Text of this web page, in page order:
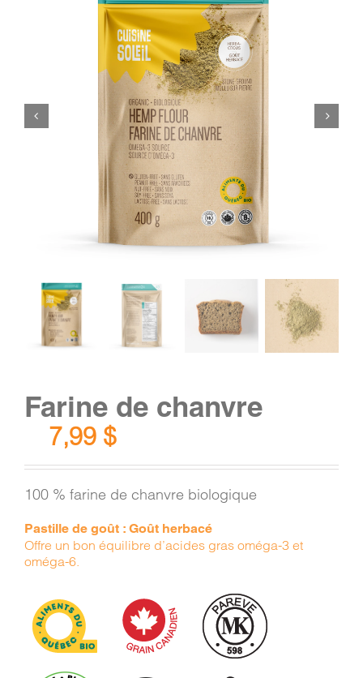
PANIER
EN
Farine de chanvre
7,99 $
100 % farine de chanvre biologique
Pastille de goût : Goût herbacé
Offre un bon équilibre d’acides gras oméga-3 et
oméga-6.